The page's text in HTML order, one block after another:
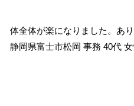
体全体が楽になりました。あ
静岡県富士市松岡 事務 40代 女